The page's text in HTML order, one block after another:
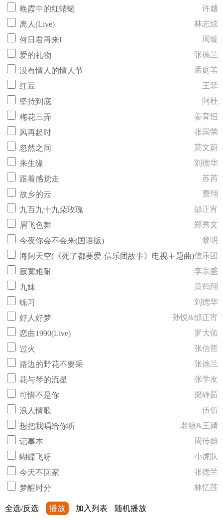
晚霞中的红蜻蜓
许越
离人(Live)
林志炫
何日君再来I
周璇
爱的礼物
张德兰
没有情人的情人节
孟庭苇
红豆
王菲
坚持到底
阿杜
梅花三弄
姜育恒
风再起时
张国荣
忽然之间
莫文蔚
来生缘
刘德华
跟着感觉走
苏芮
故乡的云
费翔
九百九十九朵玫瑰
邰正宵
眉飞色舞
郑秀文
今夜你会不会来(国语版)
黎明
海阔天空(《死了都要爱-信乐团故事》电视主题曲)信乐团
寂寞难耐
李宗盛
九妹
黄鹤翔
练习
刘德华
好人好梦
孙悦&邰正宵
恋曲1990(Live)
罗大佑
过火
张信哲
路边的野花不要采
张德兰
花与琴的流星
张学友
可惜不是你
梁静茹
浪人情歌
伍佰
想把我唱给你听
老狼&王婧
记事本
周传雄
蝴蝶飞呀
小虎队
今天不回家
张德兰
梦醒时分
林忆莲
全选/反选 播放 加入列表 随机播放